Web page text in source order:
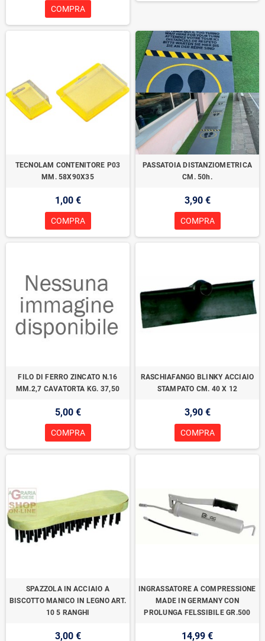
COMPRA
TECNOLAM CONTENITORE P03
MM. 58X90X35
1,00 €
COMPRA
PASSATOIA DISTANZIOMETRICA
CM. 50h.
3,90 €
COMPRA
FILO DI FERRO ZINCATO N.16
MM.2,7 CAVATORTA KG. 37,50
5,00 €
COMPRA
RASCHIAFANGO BLINKY ACCIAIO
STAMPATO CM. 40 X 12
3,90 €
COMPRA
SPAZZOLA IN ACCIAIO A
BISCOTTO MANICO IN LEGNO ART.
10 5 RANGHI
3,00 €
INGRASSATORE A COMPRESSIONE
MADE IN GERMANY CON
PROLUNGA FELSSIBILE GR.500
14,99 €